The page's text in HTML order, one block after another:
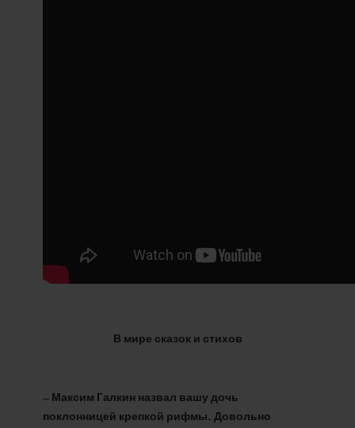
В мире сказок и стихов
– Максим Галкин назвал вашу дочь
поклонницей крепкой рифмы. Довольно